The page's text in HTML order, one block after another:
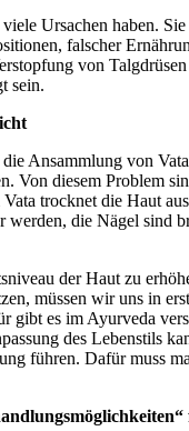
Ursachen haben.
falscher
von
sein.
Ansammlung von
Von diesem Problem
trocknet die Haut
werden, die Nägel sind
der Haut zu
müssen wir uns in
gibt es im Ayurveda
des Lebenstils
führen. Dafür muss